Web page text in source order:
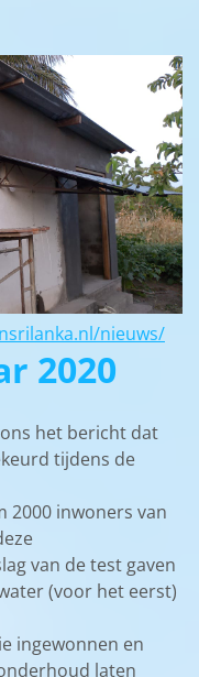
nieuws/
2020
het bericht dat
tijdens de
2000 inwoners van
van de test gaven
(voor het eerst)
ingewonnen en
laten